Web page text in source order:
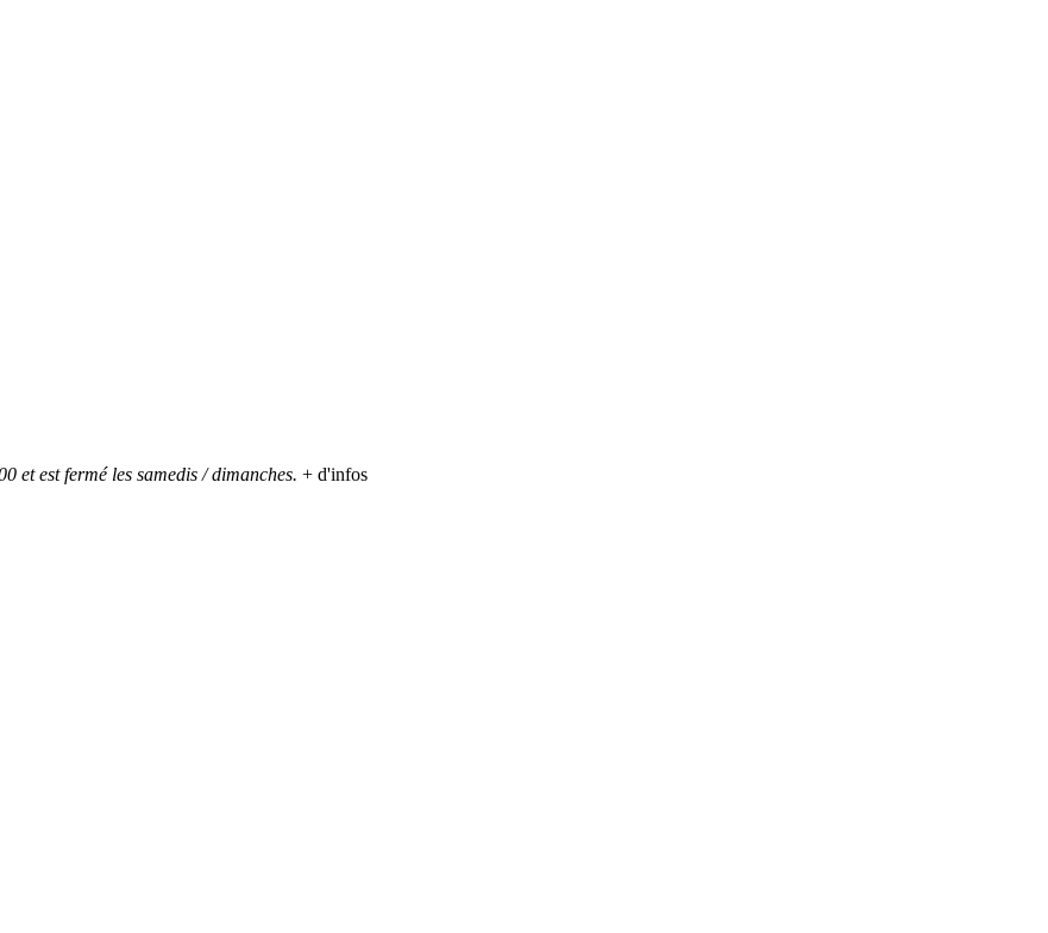
et est fermé les samedis / dimanches. + d'infos